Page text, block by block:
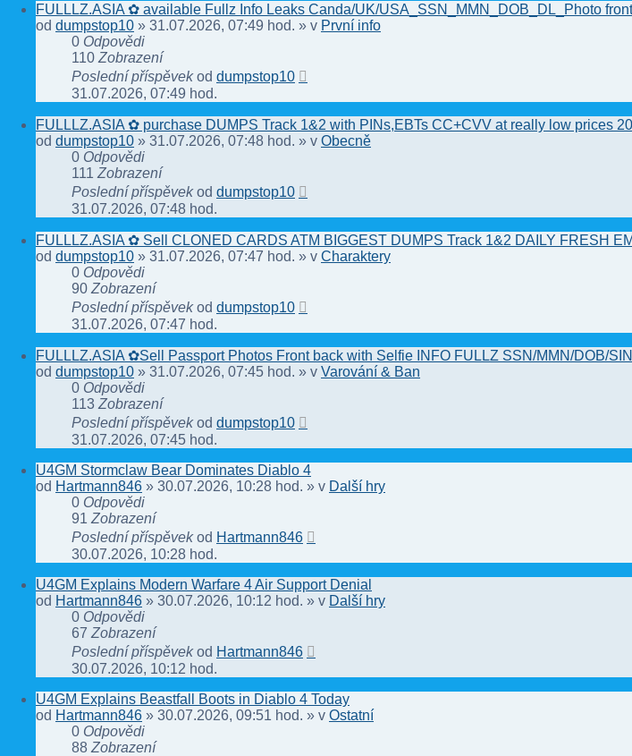
FULLLZ.ASIA ✿ available Fullz Info Leaks Canda/UK/USA_SSN_MMN_DOB_DL_Photo
od dumpstop10 » 31.07.2026, 07:49 hod. » v První info
0 Odpovědi
110 Zobrazení
Poslední příspěvekod dumpstop10
31.07.2026, 07:49 hod.
FULLLZ.ASIA ✿ purchase DUMPS Track 1&2 with PINs,EBTs CC+CVV at really low prices
od dumpstop10 » 31.07.2026, 07:48 hod. » v Obecně
0 Odpovědi
111 Zobrazení
Poslední příspěvekod dumpstop10
31.07.2026, 07:48 hod.
FULLLZ.ASIA ✿ Sell CLONED CARDS ATM BIGGEST DUMPS Track 1&2 DAILY FRESH
od dumpstop10 » 31.07.2026, 07:47 hod. » v Charaktery
0 Odpovědi
90 Zobrazení
Poslední příspěvekod dumpstop10
31.07.2026, 07:47 hod.
FULLLZ.ASIA ✿Sell Passport Photos Front back with Selfie INFO FULLZ SSN/MMN/DOB/
od dumpstop10 » 31.07.2026, 07:45 hod. » v Varování & Ban
0 Odpovědi
113 Zobrazení
Poslední příspěvekod dumpstop10
31.07.2026, 07:45 hod.
U4GM Stormclaw Bear Dominates Diablo 4
od Hartmann846 » 30.07.2026, 10:28 hod. » v Další hry
0 Odpovědi
91 Zobrazení
Poslední příspěvekod Hartmann846
30.07.2026, 10:28 hod.
U4GM Explains Modern Warfare 4 Air Support Denial
od Hartmann846 » 30.07.2026, 10:12 hod. » v Další hry
0 Odpovědi
67 Zobrazení
Poslední příspěvekod Hartmann846
30.07.2026, 10:12 hod.
U4GM Explains Beastfall Boots in Diablo 4 Today
od Hartmann846 » 30.07.2026, 09:51 hod. » v Ostatní
0 Odpovědi
88 Zobrazení